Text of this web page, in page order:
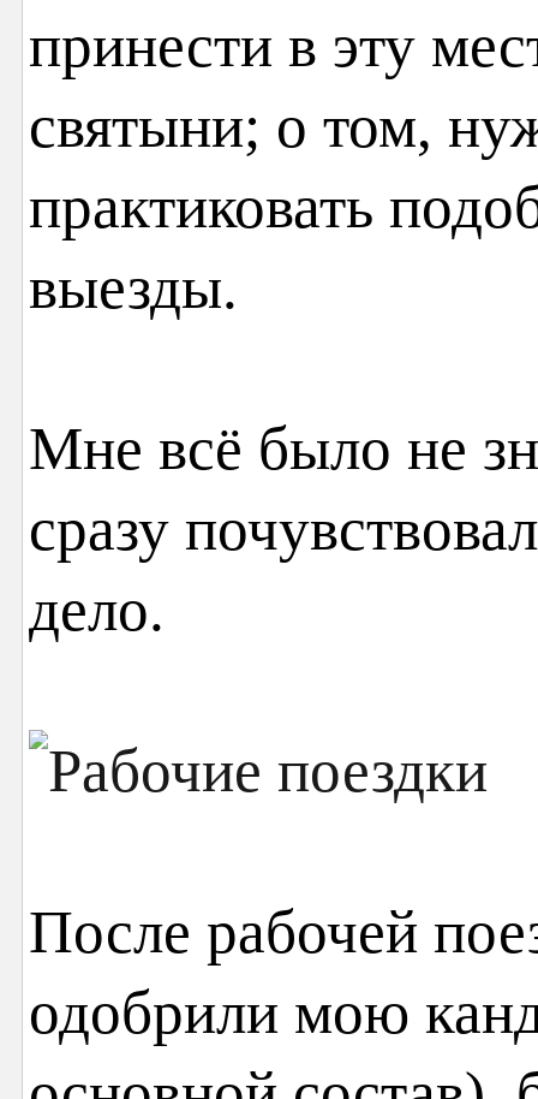
принести в эту
святыни; о том,
практиковать
выезды.
Мне всё было не
сразу
дело.
После рабочей
одобрили мою